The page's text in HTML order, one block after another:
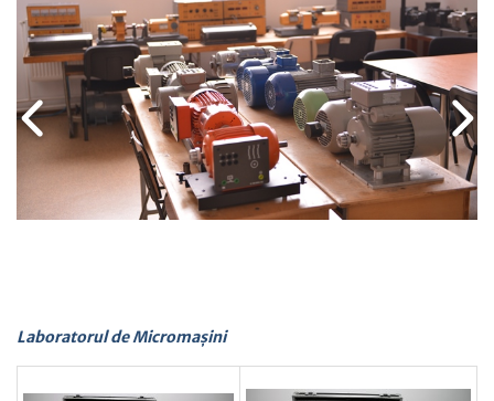
Laboratorul de Micromașini